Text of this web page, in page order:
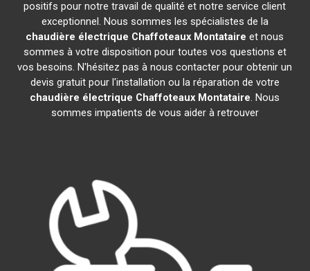
positifs pour notre travail de qualité et notre service client
exceptionnel. Nous sommes les spécialistes de la
chaudière électrique Chaffoteaux Montataire et nous
sommes à votre disposition pour toutes vos questions et
vos besoins. N'hésitez pas à nous contacter pour obtenir un
devis gratuit pour l'installation ou la réparation de votre
chaudière électrique Chaffoteaux Montataire. Nous
sommes impatients de vous aider à retrouver